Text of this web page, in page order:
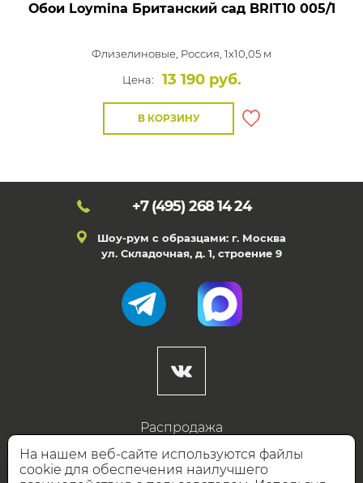
Обои Loymina Британский садBRIT10 005/1
Флизелиновые, Россия, 1x10,05 м
Цена:
13 190 руб.
В КОРЗИНУ
+7 (495) 268 14 24
Шоу-рум с образцами: г. Москва
ул. Складочная, д. 1, строение 9
Распродажа
Готовые дизайны
Дизайнерам
На нашем веб-сайте используются файлы
cookie для обеспечения наилучшего